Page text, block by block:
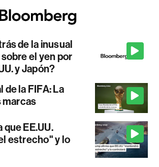
de la inusual
el yen por
y Japón?
de la FIFA: La
marcas
EE.UU.
estrecho" y lo